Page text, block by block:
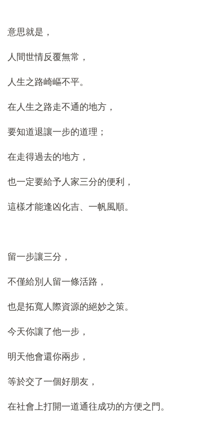
意思就是，
人間世情反覆無常，
人生之路崎嶇不平。
在人生之路走不通的地方，
要知道退讓一步的道理；
在走得過去的地方，
也一定要給予人家三分的便利，
這樣才能逢凶化吉、一帆風順。
留一步讓三分，
不僅給別人留一條活路，
也是拓寬人際資源的絕妙之策。
今天你讓了他一步，
明天他會還你兩步，
等於交了一個好朋友，
在社會上打開一道通往成功的方便之門。